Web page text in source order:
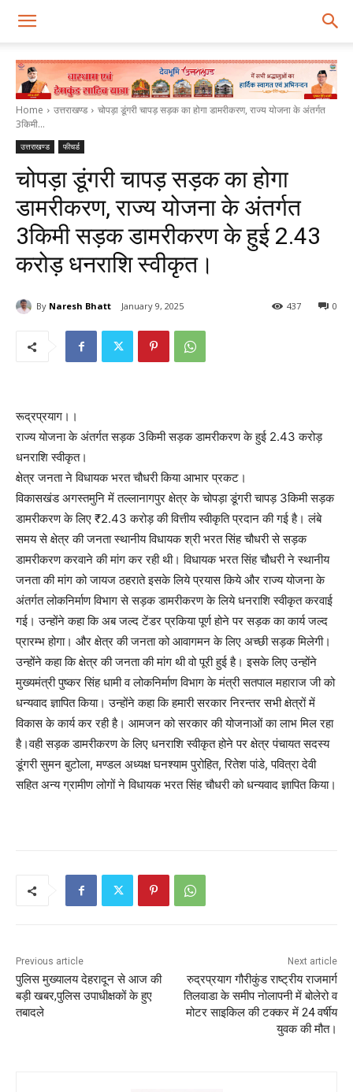
Home उत्तराखण्ड
चोपड़ा डूंगरी चापड़ सड़क का होगा डामरीकरण, राज्य योजना के अंतर्गत
3किमी...
उत्तराखण्ड फीचर्ड
चोपड़ा डूंगरी चापड़ सड़क का होगा
डामरीकरण, राज्य योजना के अंतर्गत
3किमी सड़क डामरीकरण के हुई 2.43
करोड़ धनराशि स्वीकृत।
By Naresh Bhatt January 9, 2025 0
437
रूद्रप्रयाग।।
राज्य योजना के अंतर्गत सड़क 3किमी सड़क डामरीकरण के हुई 2.43 करोड़
धनराशि स्वीकृत।
क्षेत्र जनता ने विधायक भरत चौधरी किया आभार प्रकट।
विकासखंड अगस्तमुनि में तल्लानागपुर क्षेत्र के चोपड़ा डूंगरी चापड़ 3किमी सड़क
डामरीकरण के लिए ₹2.43 करोड़ की वित्तीय स्वीकृति प्रदान की गई है। लंबे
समय से क्षेत्र की जनता स्थानीय विधायक श्री भरत सिंह चौधरी से सड़क
डामरीकरण करवाने की मांग कर रही थी। विधायक भरत सिंह चौधरी ने स्थानीय
जनता की मांग को जायज ठहराते इसके लिये प्रयास किये और राज्य योजना के
अंतर्गत लोकनिर्माण विभाग से सड़क डामरीकरण के लिये धनराशि स्वीकृत करवाई
गई। उन्होंने कहा कि अब जल्द टेंडर प्रकिया पूर्ण होने पर सड़क का कार्य जल्द
प्रारम्भ होगा। और क्षेत्र की जनता को आवागमन के लिए अच्छी सड़क मिलेगी।
उन्होंने कहा कि क्षेत्र की जनता की मांग थी वो पूरी हुई है। इसके लिए उन्होंने
मुख्यमंत्री पुष्कर सिंह धामी व लोकनिर्माण विभाग के मंत्री सतपाल महाराज जी को
धन्यवाद ज्ञापित किया। उन्होंने कहा कि हमारी सरकार निरन्तर सभी क्षेत्रों में
विकास के कार्य कर रही है। आमजन को सरकार की योजनाओं का लाभ मिल रहा
है।वही सड़क डामरीकरण के लिए धनराशि स्वीकृत होने पर क्षेत्र पंचायत सदस्य
डूंगरी सुमन बुटोला, मण्डल अध्यक्ष घनश्याम पुरोहित, रितेश पांडे, पवित्रा देवी
सहित अन्य ग्रामीण लोगों ने विधायक भरत सिंह चौधरी को धन्यवाद ज्ञापित किया।
Previous article
पुलिस मुख्यालय देहरादून से आज की
बड़ी खबर,पुलिस उपाधीक्षकों के हुए
तबादले
Next article
रुद्रप्रयाग गौरीकुंड राष्ट्रीय राजमार्ग
तिलवाडा के समीप नोलापनी में बोलेरो व
मोटर साइकिल की टक्कर में 24 वर्षीय
युवक की मौत।